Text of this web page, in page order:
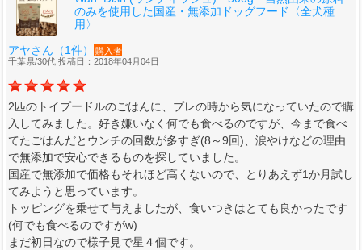
のみを使用した国産・無添加ドッグフード〈全犬種
用〉
アヤさん（1件）
購入者
千葉県/30代 投稿日：2018年04月04日
2匹のトイプードルのごはんに、プレの時から気になっていたので購
入してみました。好き嫌いなく何でも食べるのですが、今まで食べ
てたごはんだとウンチの回数が多すぎ(8～9回)、涙やけなどの理由
で無添加で安心できるものを探していました。
国産で無添加で価格もそれほど高くないので、とりあえず1か月試し
てみようと思っています。
トッピングを乗せて与えましたが、食いつきはとても良かったです
(何でも食べるのですがw)
まだ初日なので様子見で星４個です。